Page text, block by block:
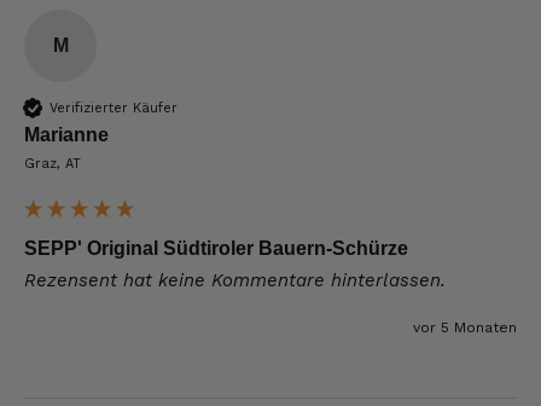
M
Verifizierter Käufer
Marianne
Graz, AT
SEPP' Original Südtiroler Bauern-Schürze
Rezensent hat keine Kommentare hinterlassen.
vor 5 Monaten